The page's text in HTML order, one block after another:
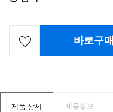
바로구매
제품 상세 제품정보